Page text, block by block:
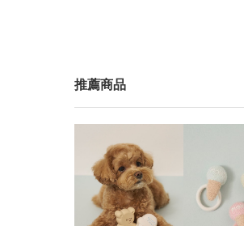
推薦商品